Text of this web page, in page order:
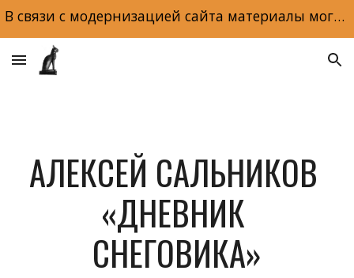
Skip to main content Skip to navigation
В связи с модернизацией сайта материалы могут отображаться некорректно. Макеты и обложки книг доступны по ссылке на главной странице сайта.
АЛЕКСЕЙ САЛЬНИКОВ
«ДНЕВНИК
СНЕГОВИКА»